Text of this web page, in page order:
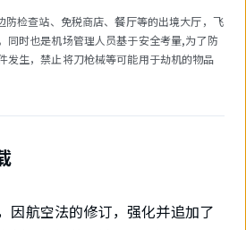
检查站、免税商店、餐厅等的出境大厅，飞
同时也是机场管理人员基于安全考量,为了防
发生，禁止将刀枪械等可能用于劫机的物品
因航空法的修订，强化并追加了